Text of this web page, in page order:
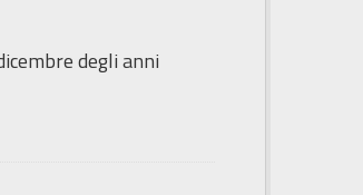
degli anni